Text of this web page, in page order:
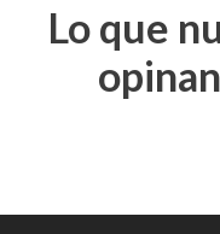
Lo que